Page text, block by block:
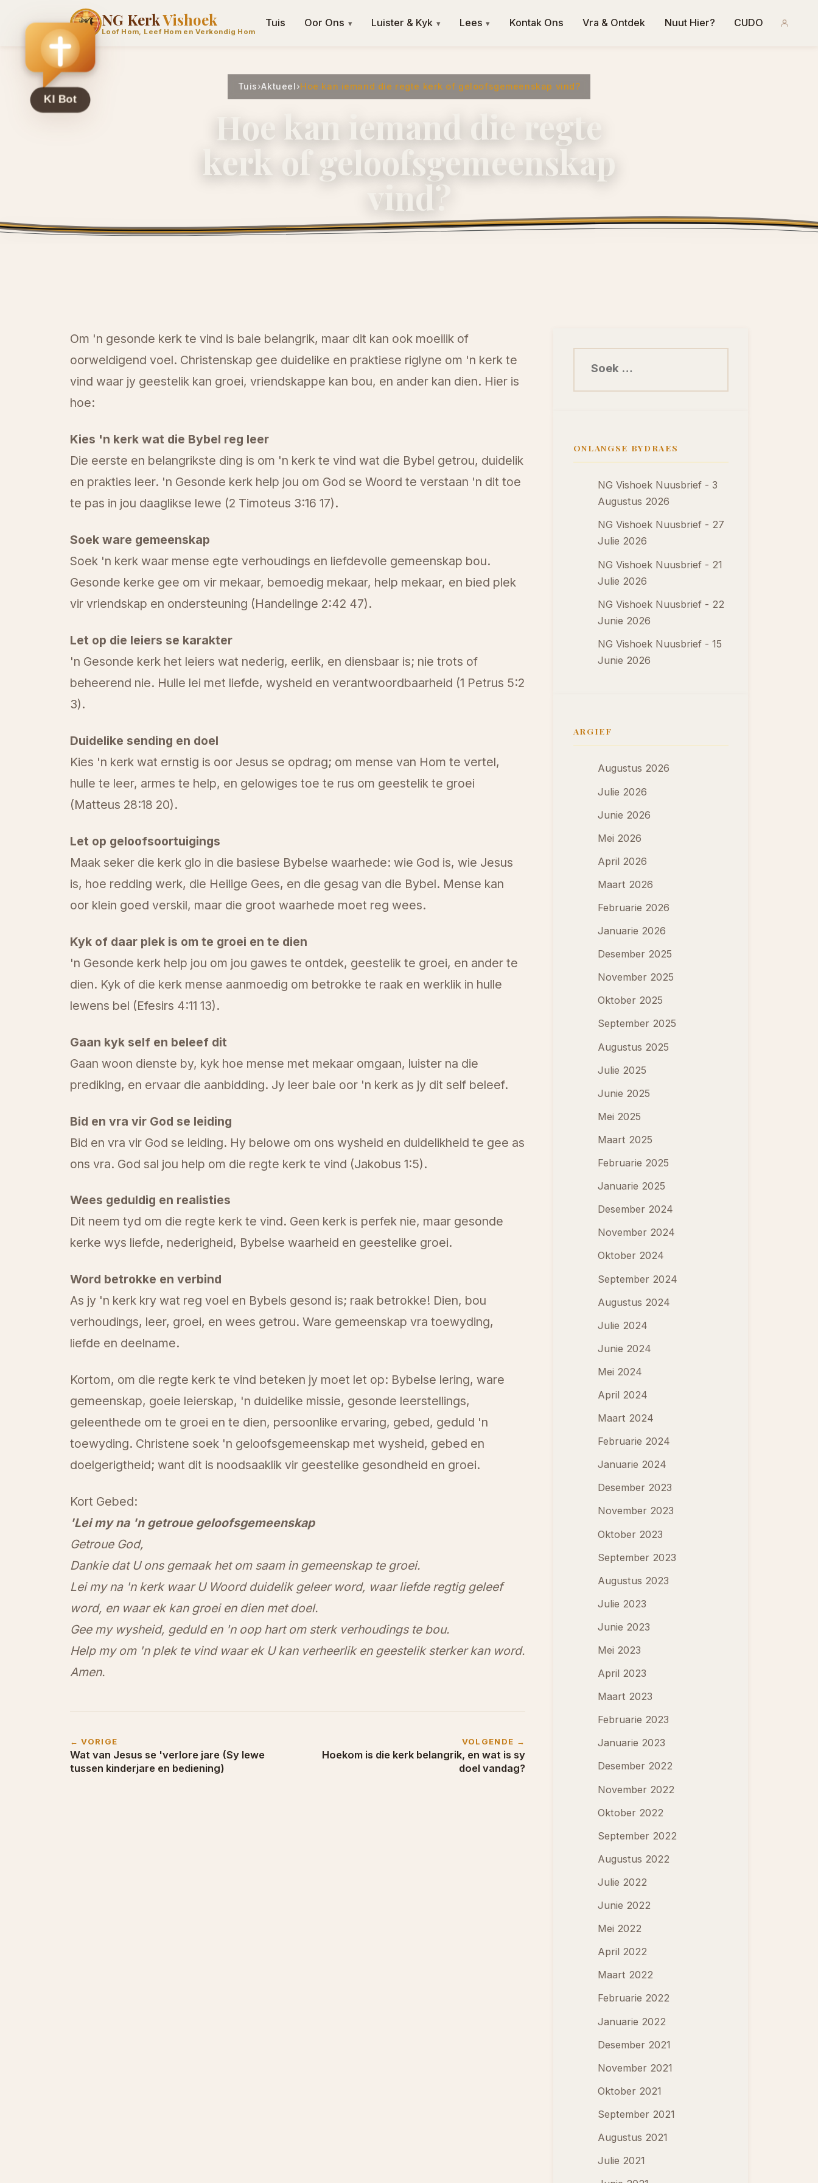
NG KerkVishoek
Loof Hom, Leef Hom en Verkondig Hom
Tuis Oor Ons ▾ Luister & Kyk ▾ Lees ▾ Kontak Ons Vra & Ontdek Nuut Hier? CUDO
Tuis›Aktueel›Hoe kan iemand die regte kerk of geloofsgemeenskap vind?
Hoe kan iemand die regte
kerk of geloofsgemeenskap
vind?
28 Junie 2025·ngvishoek
Om 'n gesonde kerk te vind is baie belangrik, maar dit kan ook moeilik of
oorweldigend voel. Christenskap gee duidelike en praktiese riglyne om 'n kerk te
vind waar jy geestelik kan groei, vriendskappe kan bou, en ander kan dien. Hier is
hoe:
Kies 'n kerk wat die Bybel reg leer
Die eerste en belangrikste ding is om 'n kerk te vind wat die Bybel getrou, duidelik
en prakties leer. 'n Gesonde kerk help jou om God se Woord te verstaan 'n dit toe
te pas in jou daaglikse lewe (2 Timoteus 3:16 17).
Soek ware gemeenskap
Soek 'n kerk waar mense egte verhoudings en liefdevolle gemeenskap bou.
Gesonde kerke gee om vir mekaar, bemoedig mekaar, help mekaar, en bied plek
vir vriendskap en ondersteuning (Handelinge 2:42 47).
Let op die leiers se karakter
'n Gesonde kerk het leiers wat nederig, eerlik, en diensbaar is; nie trots of
beheerend nie. Hulle lei met liefde, wysheid en verantwoordbaarheid (1 Petrus 5:2
3).
Duidelike sending en doel
Kies 'n kerk wat ernstig is oor Jesus se opdrag; om mense van Hom te vertel,
hulle te leer, armes te help, en gelowiges toe te rus om geestelik te groei
(Matteus 28:18 20).
Let op geloofsoortuigings
Maak seker die kerk glo in die basiese Bybelse waarhede: wie God is, wie Jesus
is, hoe redding werk, die Heilige Gees, en die gesag van die Bybel. Mense kan
oor klein goed verskil, maar die groot waarhede moet reg wees.
Kyk of daar plek is om te groei en te dien
'n Gesonde kerk help jou om jou gawes te ontdek, geestelik te groei, en ander te
dien. Kyk of die kerk mense aanmoedig om betrokke te raak en werklik in hulle
lewens bel (Efesirs 4:11 13).
Gaan kyk self en beleef dit
Gaan woon dienste by, kyk hoe mense met mekaar omgaan, luister na die
prediking, en ervaar die aanbidding. Jy leer baie oor 'n kerk as jy dit self beleef.
Bid en vra vir God se leiding
Bid en vra vir God se leiding. Hy belowe om ons wysheid en duidelikheid te gee as
ons vra. God sal jou help om die regte kerk te vind (Jakobus 1:5).
Wees geduldig en realisties
Dit neem tyd om die regte kerk te vind. Geen kerk is perfek nie, maar gesonde
kerke wys liefde, nederigheid, Bybelse waarheid en geestelike groei.
Word betrokke en verbind
As jy 'n kerk kry wat reg voel en Bybels gesond is; raak betrokke! Dien, bou
verhoudings, leer, groei, en wees getrou. Ware gemeenskap vra toewyding,
liefde en deelname.
Kortom, om die regte kerk te vind beteken jy moet let op: Bybelse lering, ware
gemeenskap, goeie leierskap, 'n duidelike missie, gesonde leerstellings,
geleenthede om te groei en te dien, persoonlike ervaring, gebed, geduld 'n
toewyding. Christene soek 'n geloofsgemeenskap met wysheid, gebed en
doelgerigtheid; want dit is noodsaaklik vir geestelike gesondheid en groei.
Kort Gebed:
'Lei my na 'n getroue geloofsgemeenskap
Getroue God,
Dankie dat U ons gemaak het om saam in gemeenskap te groei.
Lei my na 'n kerk waar U Woord duidelik geleer word, waar liefde regtig geleef
word, en waar ek kan groei en dien met doel.
Gee my wysheid, geduld en 'n oop hart om sterk verhoudings te bou.
Help my om 'n plek te vind waar ek U kan verheerlik en geestelik sterker kan word.
Amen.
← VORIGE
Wat van Jesus se 'verlore jare (Sy lewe
tussen kinderjare en bediening)
VOLGENDE →
Hoekom is die kerk belangrik, en wat is sy
doel vandag?
ONLANGSE BYDRAES
NG Vishoek Nuusbrief - 3
Augustus 2026
NG Vishoek Nuusbrief - 27
Julie 2026
NG Vishoek Nuusbrief - 21
Julie 2026
NG Vishoek Nuusbrief - 22
Junie 2026
NG Vishoek Nuusbrief - 15
Junie 2026
ARGIEF
Augustus 2026
Julie 2026
Junie 2026
Mei 2026
April 2026
Maart 2026
Februarie 2026
Januarie 2026
Desember 2025
November 2025
Oktober 2025
September 2025
Augustus 2025
Julie 2025
Junie 2025
Mei 2025
Maart 2025
Februarie 2025
Januarie 2025
Desember 2024
November 2024
Oktober 2024
September 2024
Augustus 2024
Julie 2024
Junie 2024
Mei 2024
April 2024
Maart 2024
Februarie 2024
Januarie 2024
Desember 2023
November 2023
Oktober 2023
September 2023
Augustus 2023
Julie 2023
Junie 2023
Mei 2023
April 2023
Maart 2023
Februarie 2023
Januarie 2023
Desember 2022
November 2022
Oktober 2022
September 2022
Augustus 2022
Julie 2022
Junie 2022
Mei 2022
April 2022
Maart 2022
Februarie 2022
Januarie 2022
Desember 2021
November 2021
Oktober 2021
September 2021
Augustus 2021
Julie 2021